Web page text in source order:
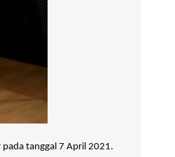
tanggal 7 April 2021.